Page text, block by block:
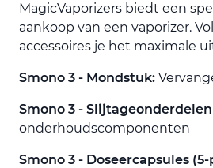
MagicVaporizers biedt een
aankoop van een vaporizer.
accessoires je het maximale
Smono 3 - Mondstuk:
Smono 3 -
onderhoudscomponenten
Smono 3 - Doseercapsules